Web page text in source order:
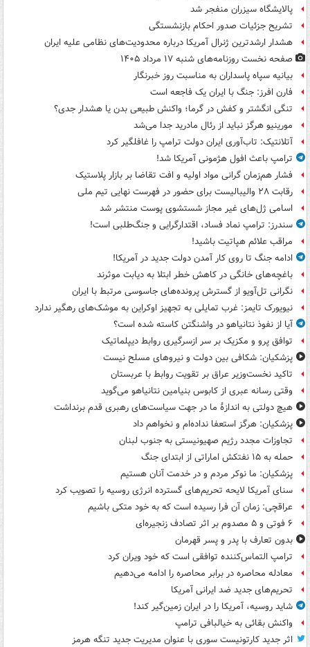
پالایشگاه سیزران منفجر شد
تشریح جزئیات صدور احکام بازنشستگی
هشدار ارشدترین ژنرال آمریکا درباره محدودیت‌های نظامی علیه ایران
صفحه نخست روزنامه‌های شنبه ۱۷ مرداد ۱۴۰۵
بیانیه سپاه پاسداران به مناسبت روز خبرنگار
فارن افرز: جنگ با ایران یک فاجعه است
تنگی انگشتر و کفش در گرما؛ واکنش طبیعی بدن یا هشدار جدی؟
مورینیو هرگز نباید از رئال مادرید جدا می‌شد
آتلانتیک: تاب‌آوری ایران دولت ترامپ را غافلگیر کرد
ترامپ باعث افول هژمونی آمریکا شد!
فشار هم‌زمان گرانی مواد اولیه و افت تقاضا بر بازار پلاستیک
رقابت ۲۸ والیبالیست برای حضور در فهرست نهایی تیم ملی
اسامی ژل‌های غیر مجاز شستشوی پوست منتشر شد
سندرز: ترامپ نماد فساد، اقتدارگرایی و جنگ‌طلبی است!
مراقب علائم هپاتیت باشید!
ادامه جنگ تا روی کار آمدن دولت جدید در آمریکا!
باغچه‌های خانگی در کاهش خطر ابتلا به دیابت موثرند
نگرانی تل‌آویو از گسترش پرونده‌های جاسوسی مرتبط با ایران
نیویورک تایمز: غرب تمایلی به تجهیز اوکراین به موشک‌های رهگیر ندارد
آیا از نفوذ نتانیاهو در واشنگتن کاسته شده است؟
توافق پرو و مکزیک بر سر ازسرگیری روابط دیپلماتیک
پزشکیان: شکافی بین دولت و نیروهای مسلح نیست
تاکید نخست‌وزیر عراق بر تقویت روابط با عربستان
وقتی رسانه عبری از کابوس بنیامین نتانیاهو می‌گوید
هیچ دولتی به اندازۀ ما در جهت سیاست‌های رهبری قدم برنداشت
پزشکیان: هرگز استعفا نداده‌ام و نخواهم داد
تجاوزات مجدد رژیم صهیونیستی به جنوب لبنان
حمله به ۱۵ نفتکش‌ اماراتی از ابتدای جنگ
پزشکیان: ما نوکر مردم و در خدمت آنان هستیم
سنای آمریکا لایحه تحریم‌های گسترده انرژی روسیه را تصویب کرد
عراقچی: زمان آن فرا رسیده است که به خود متکی باشیم
۶ فوتی و ۵ مصدوم بر اثر تصادف زنجیره‌ای
بدون تعارف با پدر و پسر قهرمان
ترامپ التماس‌کننده توافقی است که خود ویران کرد
معادله محاصره در برابر محاصره را ادامه می‌دهیم
تحریم‌های جدید ضد ایرانی آمریکا
شاید روسیه، آمریکا را در ایران زمین‌گیر کند!
واکنش بقائی به خیالبافی ترامپ
اثر جدید کارتونیست سوری با عنوان مدیریت جدید تنگه هرمز